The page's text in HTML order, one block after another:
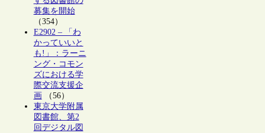
募集を開始
（354）
E2902 – 「わ
かっていいと
も!」：ラーニ
ング・コモン
ズにおける学
際交流支援企
画 （56）
東京大学附属
図書館、第2
回デジタル図